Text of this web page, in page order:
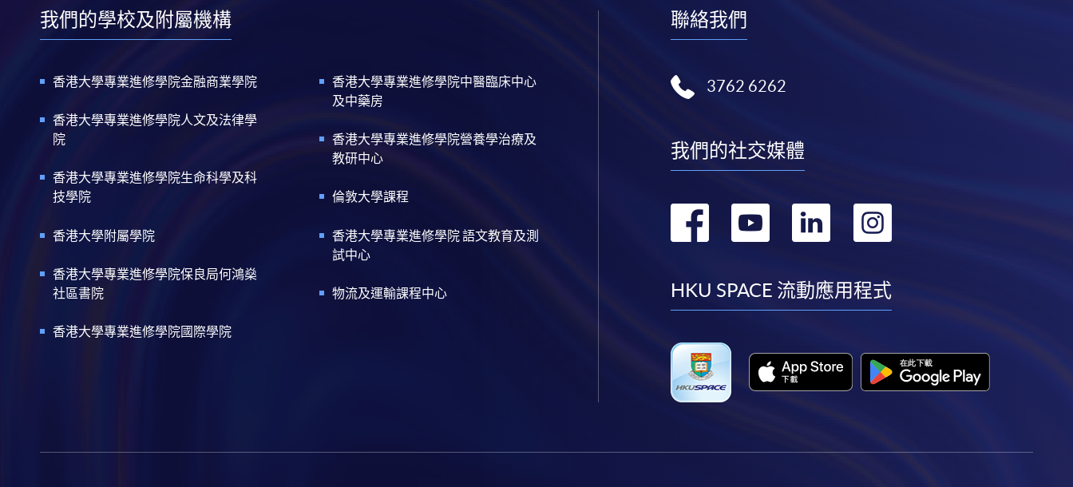
我們的學校及附屬機構
香港大學專業進修學院金融商業學院
香港大學專業進修學院人文及法律學
院
香港大學專業進修學院生命科學及科
技學院
香港大學附屬學院
香港大學專業進修學院保良局何鴻燊
社區書院
香港大學專業進修學院國際學院
香港大學專業進修學院中醫臨床中心
及中藥房
香港大學專業進修學院營養學治療及
教研中心
倫敦大學課程
香港大學專業進修學院 語文教育及測
試中心
物流及運輸課程中心
聯絡我們
3762 6262
我們的社交媒體
轉
facebook
轉
youtube
轉
linkedin
轉
instagram
HKU SPACE 流動應用程式